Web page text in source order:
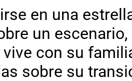
en una
un escenario,
con su
sobre su